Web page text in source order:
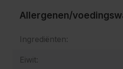
Allergenen/
Ingrediënten:
Eiwit: